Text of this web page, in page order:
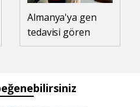
Almanya'ya gen
tedavisi gören
SMA'lı Teoman